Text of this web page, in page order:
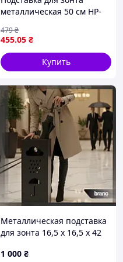
металлическая 50 см HP-
455.05 ₴
479₴
Купить
Металлическая подставка
для зонта 16,5 x 16,5 x 42
1 000 ₴